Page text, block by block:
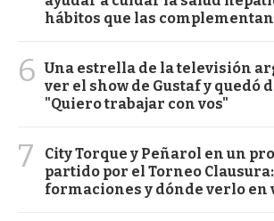
hábitos que las complementan
6 Una estrella de la televisión
ver el show de Gustaf y quedó
"Quiero trabajar con vos"
7
City Torque y Peñarol en un
partido por el Torneo
formaciones y dónde verlo en